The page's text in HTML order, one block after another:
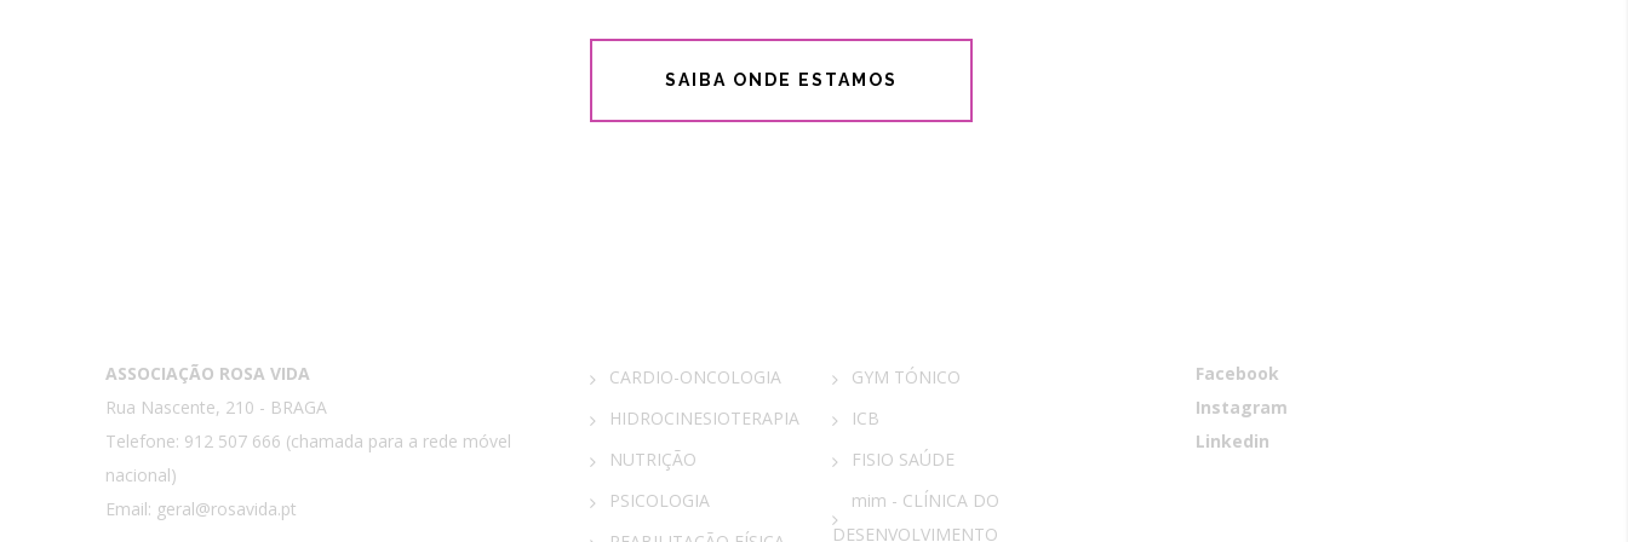
SAIBA ONDE ESTAMOS
ASSOCIAÇÃO ROSA VIDA
Rua Nascente, 210 - BRAGA
Telefone: 912 507 666 (chamada para a rede móvel
nacional)
Email: geral@rosavida.pt
CARDIO-ONCOLOGIA
HIDROCINESIOTERAPIA
NUTRIÇÃO
PSICOLOGIA
GYM TÓNICO
ICB
FISIO SAÚDE
mim - CLÍNICA DO
DESENVOLVIMENTO
Facebook
Instagram
Linkedin